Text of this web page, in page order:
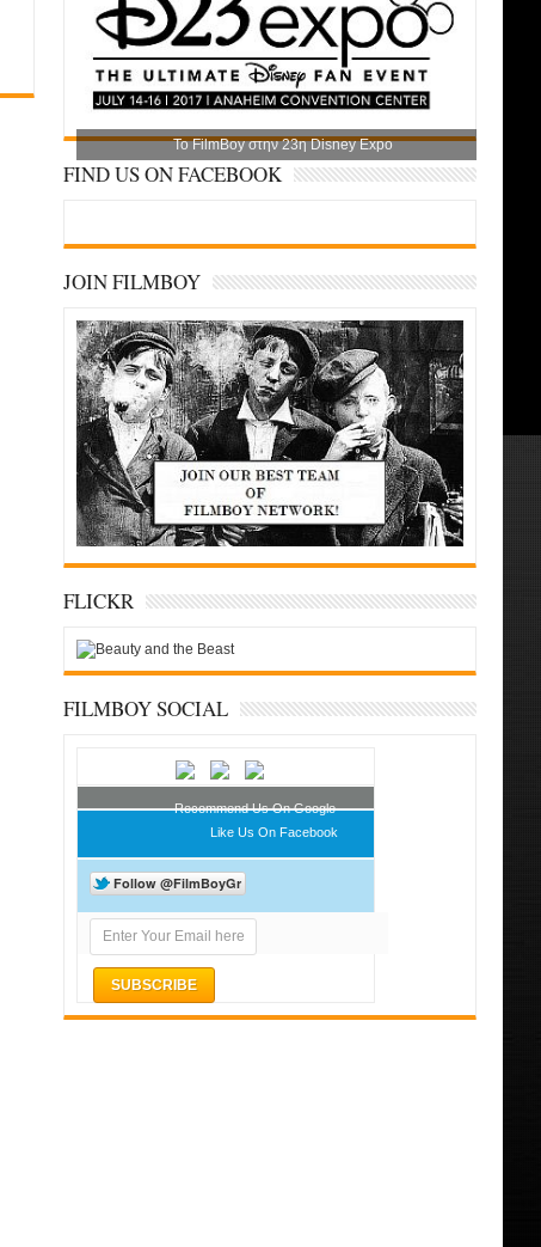
Το FilmBoy στην 23η Disney Expo
FIND US ON FACEBOOK
JOIN FILMBOY
FLICKR
FILMBOY SOCIAL
Recommend Us On Google
Like Us On Facebook